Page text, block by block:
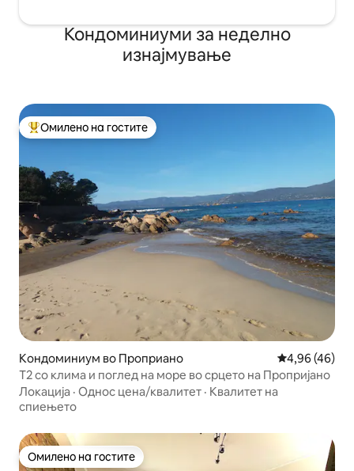
Кондоминиуми за неделно
изнајмување
Меѓу најуспешните „Омилени на гостите“
Омилено на гостите
Кондоминиум во Проприано Просечна
4,96 (46)
T2 со клима и поглед на море во срцето на Пропријано
Локација · Однос цена/квалитет · Квалитет на
спиењето
Омилено на гостите
Омилено на гостите